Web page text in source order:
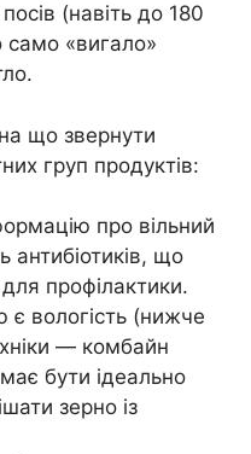
(навіть до 180
само «вигало»
що звернути
груп продуктів:
про вільний
антибіотиків, що
профілактики.
вологість (нижче
— комбайн
бути ідеально
зерно із